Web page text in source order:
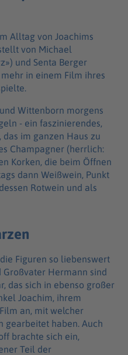
Alltag von Joachims
von Michael
und Senta Berger
in einem Film ihres
Wittenborn morgens
- ein faszinierendes,
im ganzen Haus zu
Champagner (herrlich:
Korken, die beim Öffnen
dann Weißwein, Punkt
Rotwein und als
Figuren so liebenswert
Hermann sind
das sich in ebenso großer
Joachim, ihrem
an, mit welcher
gearbeitet haben. Auch
brachte sich ein,
Teil der